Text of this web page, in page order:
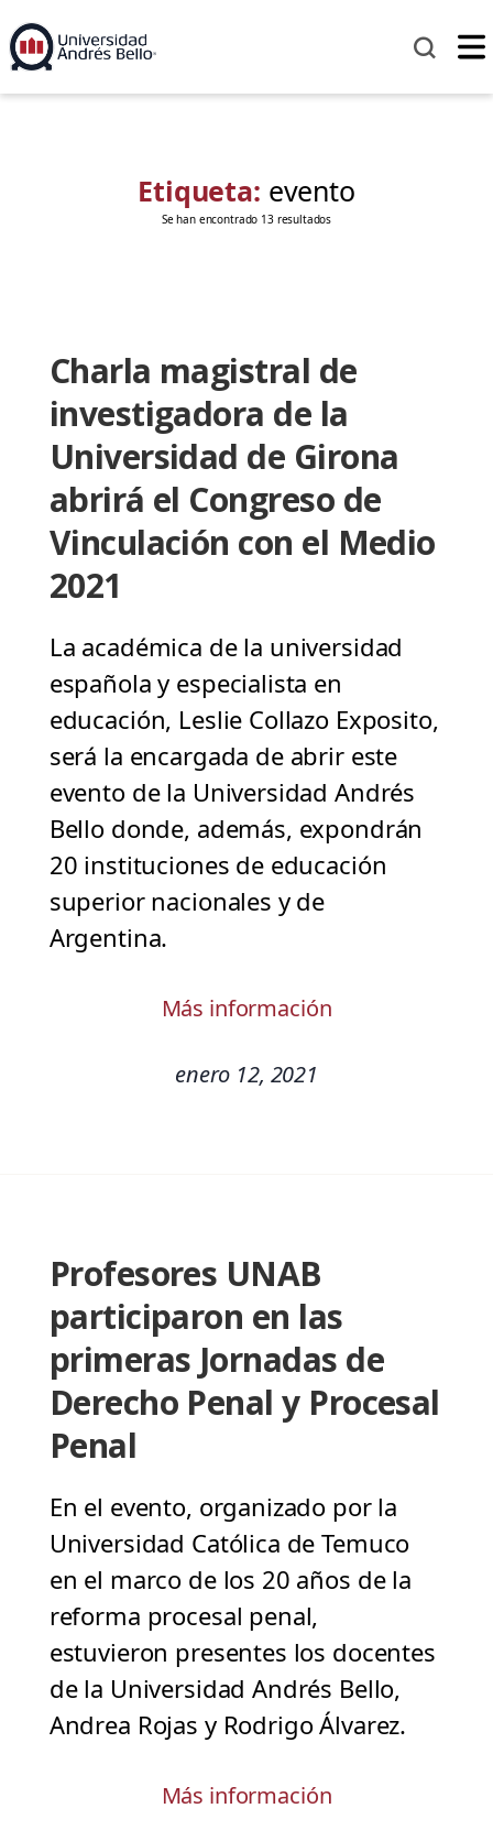
Etiqueta: evento
Se han encontrado 13 resultados
Charla magistral de
investigadora de la
Universidad de Girona
abrirá el Congreso de
Vinculación con el Medio
2021
La académica de la universidad
española y especialista en
educación, Leslie Collazo Exposito,
será la encargada de abrir este
evento de la Universidad Andrés
Bello donde, además, expondrán
20 instituciones de educación
superior nacionales y de
Argentina.
Más información
enero 12, 2021
Profesores UNAB
participaron en las
primeras Jornadas de
Derecho Penal y Procesal
Penal
En el evento, organizado por la
Universidad Católica de Temuco
en el marco de los 20 años de la
reforma procesal penal,
estuvieron presentes los docentes
de la Universidad Andrés Bello,
Andrea Rojas y Rodrigo Álvarez.
Más información